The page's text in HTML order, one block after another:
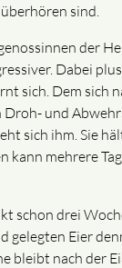
sind.
der
Dabei
sich. Dem sich
Droh- und
sich ihm. Sie
kann mehrere
schon drei
gelegten Eier
bleibt nach der